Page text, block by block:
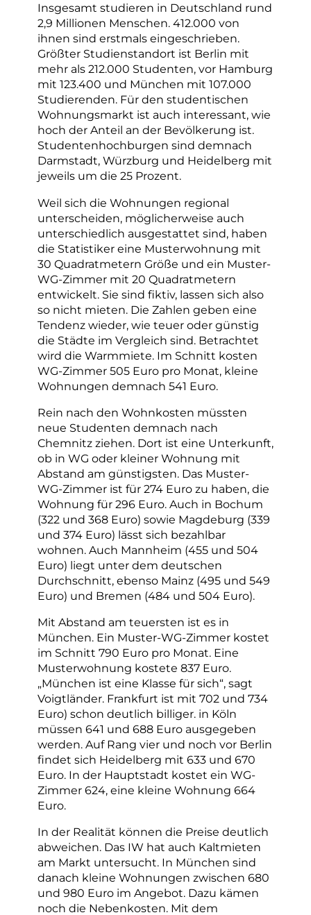
Insgesamt studieren in Deutschland rund
2,9 Millionen Menschen. 412.000 von
ihnen sind erstmals eingeschrieben.
Größter Studienstandort ist Berlin mit
mehr als 212.000 Studenten, vor Hamburg
mit 123.400 und München mit 107.000
Studierenden. Für den studentischen
Wohnungsmarkt ist auch interessant, wie
hoch der Anteil an der Bevölkerung ist.
Studentenhochburgen sind demnach
Darmstadt, Würzburg und Heidelberg mit
jeweils um die 25 Prozent.
Weil sich die Wohnungen regional
unterscheiden, möglicherweise auch
unterschiedlich ausgestattet sind, haben
die Statistiker eine Musterwohnung mit
30 Quadratmetern Größe und ein Muster-
WG-Zimmer mit 20 Quadratmetern
entwickelt. Sie sind fiktiv, lassen sich also
so nicht mieten. Die Zahlen geben eine
Tendenz wieder, wie teuer oder günstig
die Städte im Vergleich sind. Betrachtet
wird die Warmmiete. Im Schnitt kosten
WG-Zimmer 505 Euro pro Monat, kleine
Wohnungen demnach 541 Euro.
Rein nach den Wohnkosten müssten
neue Studenten demnach nach
Chemnitz ziehen. Dort ist eine Unterkunft,
ob in WG oder kleiner Wohnung mit
Abstand am günstigsten. Das Muster-
WG-Zimmer ist für 274 Euro zu haben, die
Wohnung für 296 Euro. Auch in Bochum
(322 und 368 Euro) sowie Magdeburg (339
und 374 Euro) lässt sich bezahlbar
wohnen. Auch Mannheim (455 und 504
Euro) liegt unter dem deutschen
Durchschnitt, ebenso Mainz (495 und 549
Euro) und Bremen (484 und 504 Euro).
Mit Abstand am teuersten ist es in
München. Ein Muster-WG-Zimmer kostet
im Schnitt 790 Euro pro Monat. Eine
Musterwohnung kostete 837 Euro.
„München ist eine Klasse für sich“, sagt
Voigtländer. Frankfurt ist mit 702 und 734
Euro) schon deutlich billiger. in Köln
müssen 641 und 688 Euro ausgegeben
werden. Auf Rang vier und noch vor Berlin
findet sich Heidelberg mit 633 und 670
Euro. In der Hauptstadt kostet ein WG-
Zimmer 624, eine kleine Wohnung 664
Euro.
In der Realität können die Preise deutlich
abweichen. Das IW hat auch Kaltmieten
am Markt untersucht. In München sind
danach kleine Wohnungen zwischen 680
und 980 Euro im Angebot. Dazu kämen
noch die Nebenkosten. Mit dem